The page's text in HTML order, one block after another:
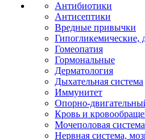
Антибиотики
Антисептики
Вредные привычки
Гипогликемические,
Гомеопатия
Гормональные
Дерматология
Дыхательная система
Иммунитет
Опорно-
Кровь и
Мочеполовая система
Нервная система,